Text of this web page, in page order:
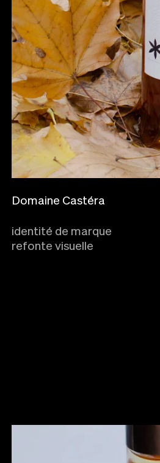
Domaine Castéra
identité de marque
refonte visuelle